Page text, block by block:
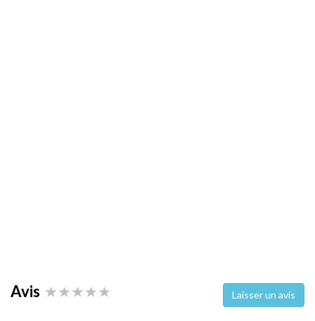
Avis Laisser un avis